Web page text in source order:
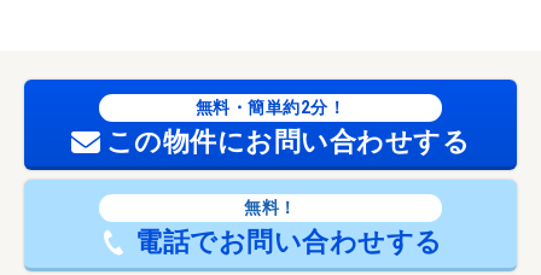
２条区域 敷地内擁壁有り
無料・簡単約2分！
この物件にお問い合わせする
無料！
電話でお問い合わせする